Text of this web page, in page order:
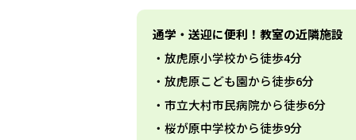
通学・送迎に便利！教室の近隣施設
放虎原小学校から徒歩4分
放虎原こども園から徒歩6分
市立大村市民病院から徒歩6分
桜が原中学校から徒歩9分